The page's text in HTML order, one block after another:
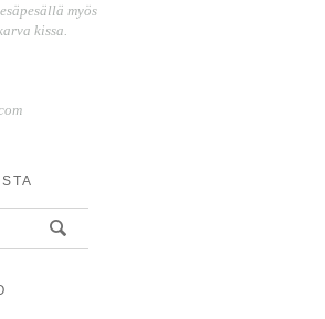
myös
kissa.